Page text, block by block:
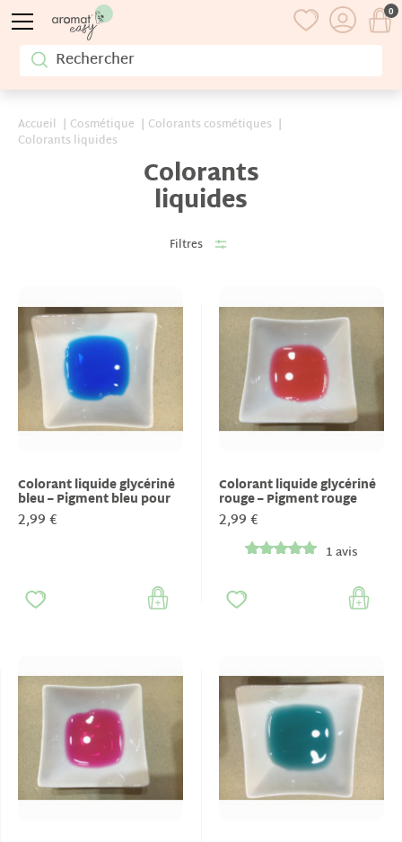
Accueil Cosmétique
Colorants cosmétiques
Colorants liquides
Colorants
liquides
Filtres
Colorant liquide glycériné
bleu – Pigment bleu pour
savons & cosmétiques
2,99 €
Colorant liquide glycériné
rouge – Pigment rouge
pour savons &
cosmétiques
2,99 €
1 avis
0